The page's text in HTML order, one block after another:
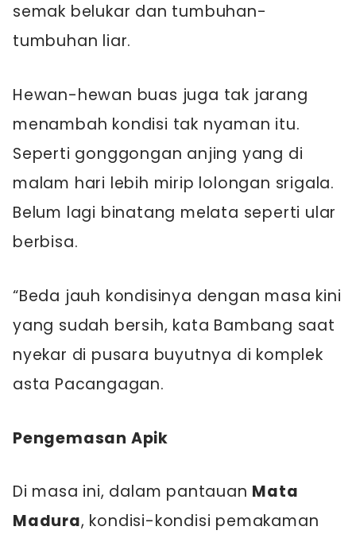
semak belukar dan tumbuhan-
tumbuhan liar.
Hewan-hewan buas juga tak jarang
menambah kondisi tak nyaman itu.
Seperti gonggongan anjing yang di
malam hari lebih mirip lolongan srigala.
Belum lagi binatang melata seperti ular
berbisa.
“Beda jauh kondisinya dengan masa kini
yang sudah bersih, kata Bambang saat
nyekar di pusara buyutnya di komplek
asta Pacangagan.
Pengemasan Apik
Di masa ini, dalam pantauan Mata
Madura, kondisi-kondisi pemakaman